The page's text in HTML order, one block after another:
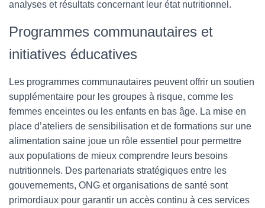
analyses et résultats concernant leur état nutritionnel.
Programmes communautaires et
initiatives éducatives
Les programmes communautaires peuvent offrir un soutien
supplémentaire pour les groupes à risque, comme les
femmes enceintes ou les enfants en bas âge. La mise en
place d’ateliers de sensibilisation et de formations sur une
alimentation saine joue un rôle essentiel pour permettre
aux populations de mieux comprendre leurs besoins
nutritionnels. Des partenariats stratégiques entre les
gouvernements, ONG et organisations de santé sont
primordiaux pour garantir un accès continu à ces services